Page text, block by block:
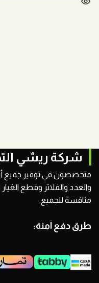
شركة ريشي
متخصصون في توفير جميع
والعدد والفلاتر وقطع
منافسة للجميع.
طرق دفع آمنة: